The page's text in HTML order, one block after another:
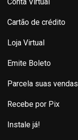
Conta Virtual
Cartão de crédito
Loja Virtual
Emite Boleto
Parcela suas vendas
Recebe por Pix
Instale já!